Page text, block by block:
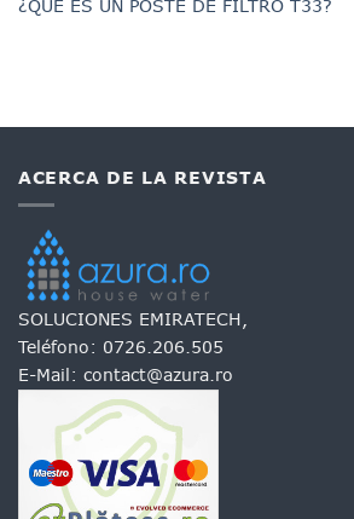
¿QUÉ ES UN POSTE DE FILTRO T33?
ACERCA DE LA REVISTA
SOLUCIONES EMIRATECH,
Teléfono: 0726.206.505
E-Mail: contact@azura.ro